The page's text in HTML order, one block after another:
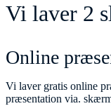
Vi laver 2
Online
Vi laver gratis online
præsentation via.